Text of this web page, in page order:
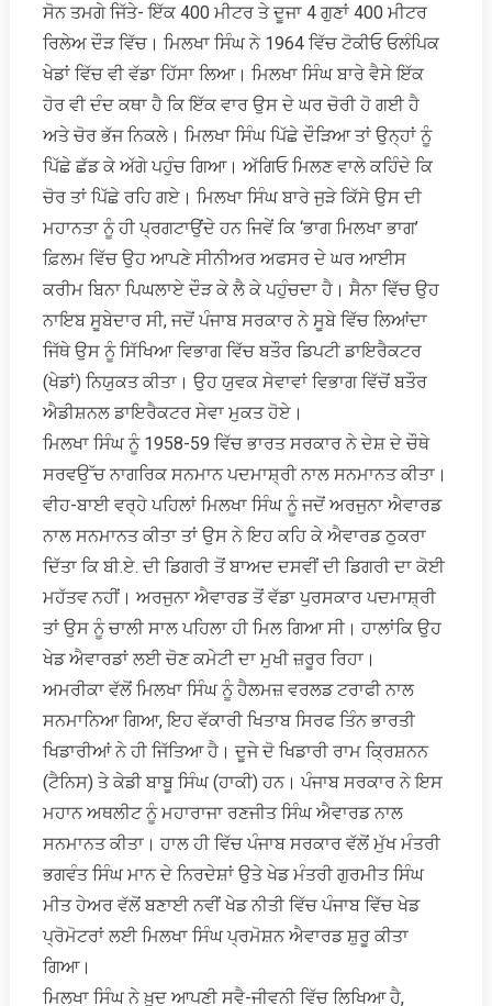
ਸੋਨ ਤਮਗੇ ਜਿੱਤੇ- ਇੱਕ 400 ਮੀਟਰ ਤੇ ਦੂਜਾ 4 ਗੁਣਾਂ 400 ਮੀਟਰ
ਰਿਲੇਅ ਦੌੜ ਵਿੱਚ। ਮਿਲਖਾ ਸਿੰਘ ਨੇ 1964 ਵਿੱਚ ਟੋਕੀਓ ਓਲੰਪਿਕ
ਖੇਡਾਂ ਵਿੱਚ ਵੀ ਵੱਡਾ ਹਿੱਸਾ ਲਿਆ। ਮਿਲਖਾ ਸਿੰਘ ਬਾਰੇ ਵੈਸੇ ਇੱਕ
ਹੋਰ ਵੀ ਦੰਦ ਕਥਾ ਹੈ ਕਿ ਇੱਕ ਵਾਰ ਉਸ ਦੇ ਘਰ ਚੋਰੀ ਹੋ ਗਈ ਹੈ
ਅਤੇ ਚੋਰ ਭੱਜ ਨਿਕਲੇ। ਮਿਲਖਾ ਸਿੰਘ ਪਿੱਛੇ ਦੌੜਿਆ ਤਾਂ ਉਨ੍ਹਾਂ ਨੂੰ
ਪਿੱਛੇ ਛੱਡ ਕੇ ਅੱਗੇ ਪਹੁੰਚ ਗਿਆ। ਅੱਗਿਓ ਮਿਲਣ ਵਾਲੇ ਕਹਿੰਦੇ ਕਿ
ਚੋਰ ਤਾਂ ਪਿੱਛੇ ਰਹਿ ਗਏ। ਮਿਲਖਾ ਸਿੰਘ ਬਾਰੇ ਜੁੜੇ ਕਿੱਸੇ ਉਸ ਦੀ
ਮਹਾਨਤਾ ਨੂੰ ਹੀ ਪ੍ਰਗਟਾਉਂਦੇ ਹਨ ਜਿਵੇਂ ਕਿ ‘ਭਾਗ ਮਿਲਖਾ ਭਾਗ’
ਫ਼ਿਲਮ ਵਿੱਚ ਉਹ ਆਪਣੇ ਸੀਨੀਅਰ ਅਫਸਰ ਦੇ ਘਰ ਆਈਸ
ਕਰੀਮ ਬਿਨਾ ਪਿਘਲਾਏ ਦੌੜ ਕੇ ਲੈ ਕੇ ਪਹੁੰਚਦਾ ਹੈ। ਸੈਨਾ ਵਿੱਚ ਉਹ
ਨਾਇਬ ਸੂਬੇਦਾਰ ਸੀ, ਜਦੋਂ ਪੰਜਾਬ ਸਰਕਾਰ ਨੇ ਸੂਬੇ ਵਿੱਚ ਲਿਆਂਦਾ
ਜਿੱਥੇ ਉਸ ਨੂੰ ਸਿੱਖਿਆ ਵਿਭਾਗ ਵਿੱਚ ਬਤੌਰ ਡਿਪਟੀ ਡਾਇਰੈਕਟਰ
(ਖੇਡਾਂ) ਨਿਯੁਕਤ ਕੀਤਾ। ਉਹ ਯੁਵਕ ਸੇਵਾਵਾਂ ਵਿਭਾਗ ਵਿੱਚੋਂ ਬਤੌਰ
ਐਡੀਸ਼ਨਲ ਡਾਇਰੈਕਟਰ ਸੇਵਾ ਮੁਕਤ ਹੋਏ।
ਮਿਲਖਾ ਸਿੰਘ ਨੂੰ 1958-59 ਵਿੱਚ ਭਾਰਤ ਸਰਕਾਰ ਨੇ ਦੇਸ਼ ਦੇ ਚੌਥੇ
ਸਰਵਉੱਚ ਨਾਗਰਿਕ ਸਨਮਾਨ ਪਦਮਾਸ਼੍ਰੀ ਨਾਲ ਸਨਮਾਨਤ ਕੀਤਾ।
ਵੀਹ-ਬਾਈ ਵਰ੍ਹੇ ਪਹਿਲਾਂ ਮਿਲਖਾ ਸਿੰਘ ਨੂੰ ਜਦੋਂ ਅਰਜੁਨਾ ਐਵਾਰਡ
ਨਾਲ ਸਨਮਾਨਤ ਕੀਤਾ ਤਾਂ ਉਸ ਨੇ ਇਹ ਕਹਿ ਕੇ ਐਵਾਰਡ ਠੁਕਰਾ
ਦਿੱਤਾ ਕਿ ਬੀ.ਏ. ਦੀ ਡਿਗਰੀ ਤੋਂ ਬਾਅਦ ਦਸਵੀਂ ਦੀ ਡਿਗਰੀ ਦਾ ਕੋਈ
ਮਹੱਤਵ ਨਹੀਂ। ਅਰਜੁਨਾ ਐਵਾਰਡ ਤੋਂ ਵੱਡਾ ਪੁਰਸਕਾਰ ਪਦਮਾਸ਼੍ਰੀ
ਤਾਂ ਉਸ ਨੂੰ ਚਾਲੀ ਸਾਲ ਪਹਿਲਾ ਹੀ ਮਿਲ ਗਿਆ ਸੀ। ਹਾਲਾਂਕਿ ਉਹ
ਖੇਡ ਐਵਾਰਡਾਂ ਲਈ ਚੋਣ ਕਮੇਟੀ ਦਾ ਮੁਖੀ ਜ਼ਰੂਰ ਰਿਹਾ।
ਅਮਰੀਕਾ ਵੱਲੋਂ ਮਿਲਖਾ ਸਿੰਘ ਨੂੰ ਹੈਲਮਜ਼ ਵਰਲਡ ਟਰਾਫੀ ਨਾਲ
ਸਨਮਾਨਿਆ ਗਿਆ, ਇਹ ਵੱਕਾਰੀ ਖਿਤਾਬ ਸਿਰਫ ਤਿੰਨ ਭਾਰਤੀ
ਖਿਡਾਰੀਆਂ ਨੇ ਹੀ ਜਿੱਤਿਆ ਹੈ। ਦੂਜੇ ਦੋ ਖਿਡਾਰੀ ਰਾਮ ਕ੍ਰਿਸ਼ਨਨ
(ਟੈਨਿਸ) ਤੇ ਕੇਡੀ ਬਾਬੂ ਸਿੰਘ (ਹਾਕੀ) ਹਨ। ਪੰਜਾਬ ਸਰਕਾਰ ਨੇ ਇਸ
ਮਹਾਨ ਅਥਲੀਟ ਨੂੰ ਮਹਾਰਾਜਾ ਰਣਜੀਤ ਸਿੰਘ ਐਵਾਰਡ ਨਾਲ
ਸਨਮਾਨਤ ਕੀਤਾ। ਹਾਲ ਹੀ ਵਿੱਚ ਪੰਜਾਬ ਸਰਕਾਰ ਵੱਲੋਂ ਮੁੱਖ ਮੰਤਰੀ
ਭਗਵੰਤ ਸਿੰਘ ਮਾਨ ਦੇ ਨਿਰਦੇਸ਼ਾਂ ਉਤੇ ਖੇਡ ਮੰਤਰੀ ਗੁਰਮੀਤ ਸਿੰਘ
ਮੀਤ ਹੇਅਰ ਵੱਲੋਂ ਬਣਾਈ ਨਵੀਂ ਖੇਡ ਨੀਤੀ ਵਿੱਚ ਪੰਜਾਬ ਵਿੱਚ ਖੇਡ
ਪ੍ਰੋਮੋਟਰਾਂ ਲਈ ਮਿਲਖਾ ਸਿੰਘ ਪ੍ਰਮੋਸ਼ਨ ਐਵਾਰਡ ਸ਼ੁਰੂ ਕੀਤਾ
ਗਿਆ।
ਮਿਲਖਾ ਸਿੰਘ ਨੇ ਖ਼ੁਦ ਆਪਣੀ ਸਵੈ-ਜੀਵਨੀ ਵਿੱਚ ਲਿਖਿਆ ਹੈ,